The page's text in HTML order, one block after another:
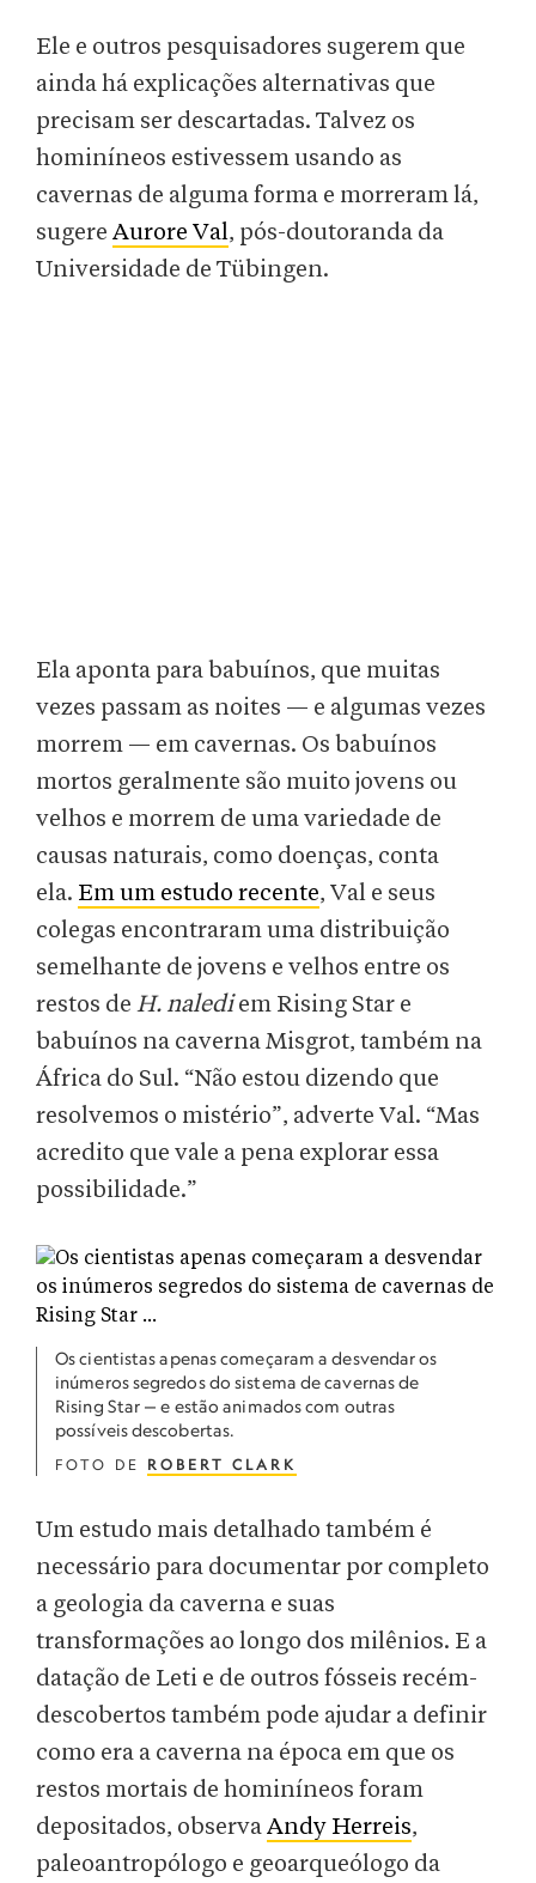
Ele e outros pesquisadores sugerem que
ainda há explicações alternativas que
precisam ser descartadas. Talvez os
hominíneos estivessem usando as
cavernas de alguma forma e morreram lá,
sugere Aurore Val, pós-doutoranda da
Universidade de Tübingen.
Ela aponta para babuínos, que muitas
vezes passam as noites — e algumas vezes
morrem — em cavernas. Os babuínos
mortos geralmente são muito jovens ou
velhos e morrem de uma variedade de
causas naturais, como doenças, conta
ela. Em um estudo recente, Val e seus
colegas encontraram uma distribuição
semelhante de jovens e velhos entre os
restos de H. nalediem Rising Star e
babuínos na caverna Misgrot, também na
África do Sul. “Não estou dizendo que
resolvemos o mistério”, adverte Val. “Mas
acredito que vale a pena explorar essa
possibilidade.”
Os cientistas apenas começaram a desvendar os
inúmeros segredos do sistema de cavernas de
Rising Star — e estão animados com outras
possíveis descobertas.
FOTO DE ROBERT CLARK
Um estudo mais detalhado também é
necessário para documentar por completo
a geologia da caverna e suas
transformações ao longo dos milênios. E a
datação de Leti e de outros fósseis recém-
descobertos também pode ajudar a definir
como era a caverna na época em que os
restos mortais de hominíneos foram
depositados, observaAndy Herreis,
paleoantropólogo e geoarqueólogo da